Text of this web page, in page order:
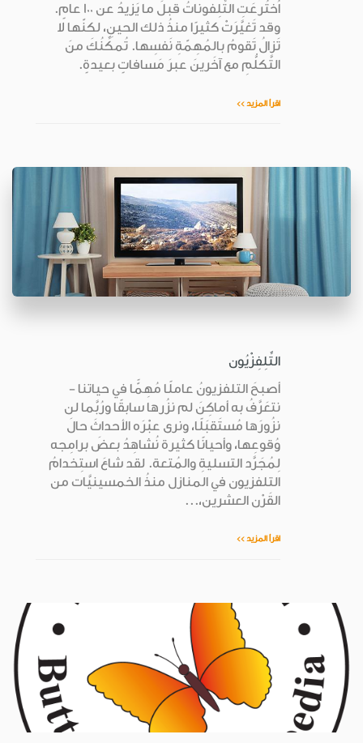
اُختُرعَتِ التِّلِفوناتُ قبلَ ما يَزيدُ عن 100 عامٍ.
وقد تَغيَّرَتْ كثيرًا منذُ ذلك الحينِ، لكنّها لا
تَزالُ تَقومُ بالمُهِمّةِ نَفسِها. تُمكِّنُكَ منَ
التَّكلُّمِ مع آخَرينَ عبرَ مَسافاتٍ بعيدةٍ.
اقرأ المزيد >>
التِّلِفِزْيُون
أصبحَ التلفزيونُ عاملًا مُهِمًّا في حياتنا -
نتعَرَّفُ به أماكِنَ لم نزُرها سابقًا ورُبَّما لن
نزُورَها مُستَقبَلًا، ونرى عبْرَه الأحداثَ حالَ
وُقوعِها، وأحيانًا كثيرة نُشاهِدُ بعضَ برامِجه
لِمُجَرَّد التسليةِ والمُتعة. لقد شاعَ استِخدامُ
التلفزيون في المنازل منذُ الخمسينيَّات من
القَرْن العشرين،...
اقرأ المزيد >>